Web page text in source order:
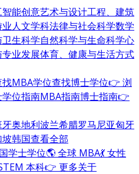
能创意艺术与设计工程、建筑
人文学科法律与社会科学数学
生科学自然科学与生命科学心
业发展体育、健康与生活方式
找MBA学位查找博士学位👉 浏
位指南MBA指南博士指南👉
牙奥地利波兰希腊罗马尼亚匈牙
韩国查看全部
学士学位🌎 全球 MBA💃 女性
本科👉 更多关于